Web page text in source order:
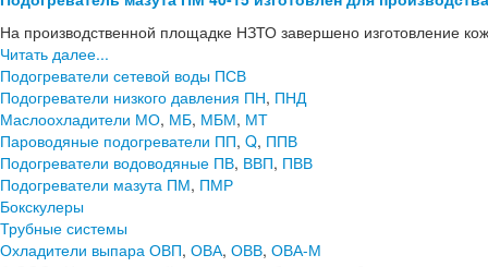
На производственной площадке НЗТО завершено изготовление
Читать далее...
Подогреватели сетевой воды ПСВ
Подогреватели низкого давления ПН, ПНД
Маслоохладители МО, МБ, МБМ, МТ
Пароводяные подогреватели ПП, Q, ППВ
Подогреватели водоводяные ПВ, ВВП, ПВВ
Подогреватели мазута ПМ, ПМР
Бокскулеры
Трубные системы
Охладители выпара ОВП, ОВА, ОВВ, ОВА-М